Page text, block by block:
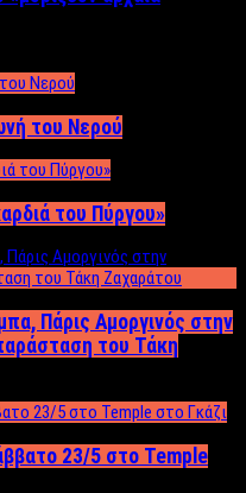
του Νερού
του Πύργου»
Πάρις Αμοργινός στην
του Τάκη
23/5 στο Temple